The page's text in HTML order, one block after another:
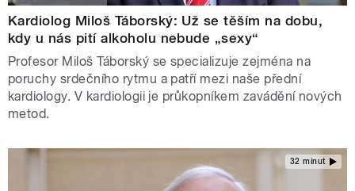
Kardiolog Miloš Táborský: Už se těším na dobu,
kdy u nás pití alkoholu nebude „sexy“
Profesor Miloš Táborský se specializuje zejména na
poruchy srdečního rytmu a patří mezi naše přední
kardiology. V kardiologii je průkopníkem zavádění nových
metod.
32 minut